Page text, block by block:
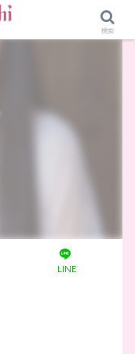
LINE
検索